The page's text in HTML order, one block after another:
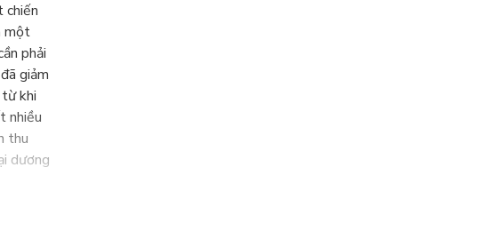
chiến
một
phải
giảm
khi
nhiều
thu
dương